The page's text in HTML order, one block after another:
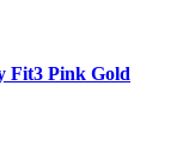
Fit3 Pink Gold